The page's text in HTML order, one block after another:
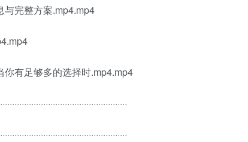
与完整方案.mp4.mp4
有足够多的选择时.mp4.mp4